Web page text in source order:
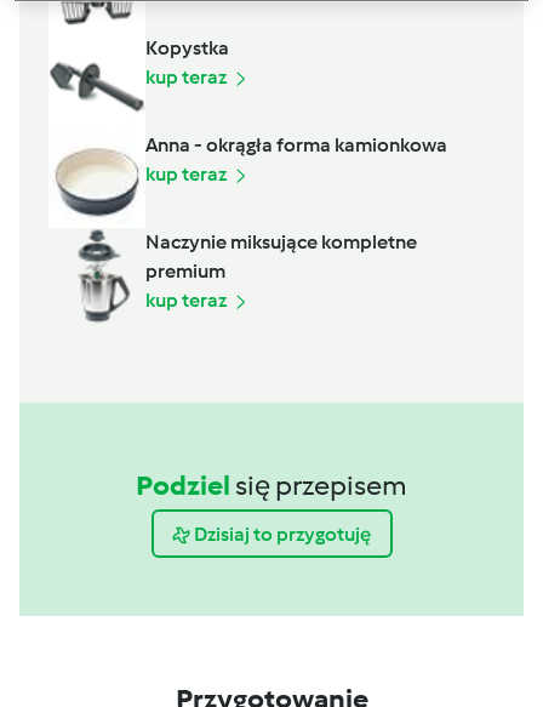
Kopystka
kup teraz
Anna - okrągła forma kamionkowa
kup teraz
Naczynie miksujące kompletne
premium
kup teraz
Podziel się przepisem
Dzisiaj to przygotuję
Przygotowanie